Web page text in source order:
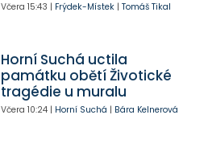
Včera 15:43 | Frýdek-Místek| Tomáš Tikal
Horní Suchá uctila
památku obětí Životické
tragédie u muralu
Včera 10:24| Horní Suchá | Bára Kelnerová